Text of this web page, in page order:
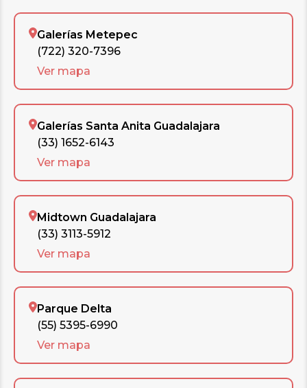
Galerías Metepec
(722) 320-7396
Ver mapa
Galerías Santa Anita Guadalajara
(33) 1652-6143
Ver mapa
Midtown Guadalajara
(33) 3113-5912
Ver mapa
Parque Delta
(55) 5395-6990
Ver mapa